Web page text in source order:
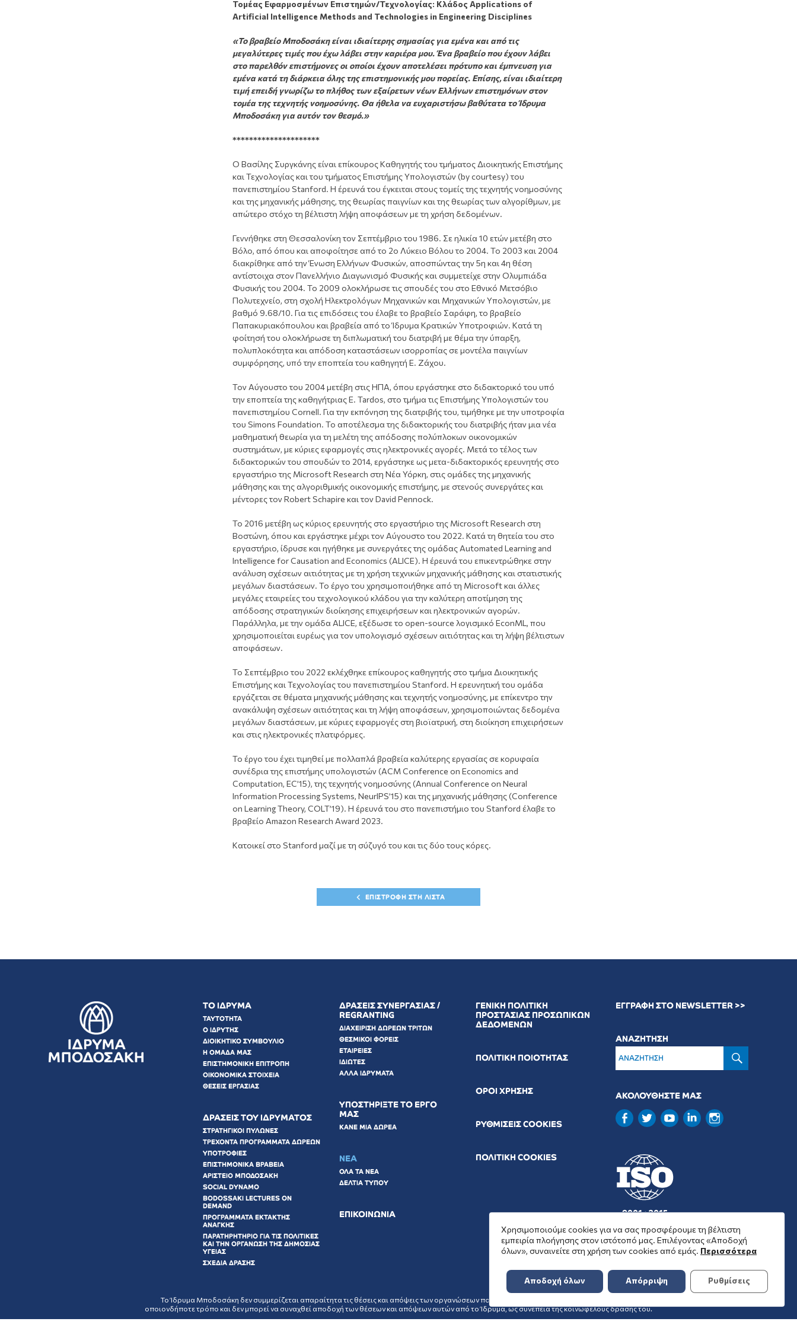
Τομέας Εφαρμοσμένων Επιστημών/Τεχνολογίας: Κλάδος Applications of
Artificial Intelligence Methods and Technologies in Engineering Disciplines
«Το βραβείο Μποδοσάκη είναι ιδιαίτερης σημασίας για εμένα και από τις
μεγαλύτερες τιμές που έχω λάβει στην καριέρα μου. Ένα βραβείο που έχουν λάβει
στο παρελθόν επιστήμονες οι οποίοι έχουν αποτελέσει πρότυπο και έμπνευση για
εμένα κατά τη διάρκεια όλης της επιστημονικής μου πορείας. Επίσης, είναι ιδιαίτερη
τιμή επειδή γνωρίζω το πλήθος των εξαίρετων νέων Ελλήνων επιστημόνων στον
τομέα της τεχνητής νοημοσύνης. Θα ήθελα να ευχαριστήσω βαθύτατα το Ίδρυμα
Μποδοσάκη για αυτόν τον θεσμό.»
*********************
Ο Βασίλης Συργκάνης είναι επίκουρος Καθηγητής του τμήματος Διοικητικής Επιστήμης
και Τεχνολογίας και του τμήματος Επιστήμης Υπολογιστών (by courtesy) του
πανεπιστημίου Stanford. Η έρευνά του έγκειται στους τομείς της τεχνητής νοημοσύνης
και της μηχανικής μάθησης, της θεωρίας παιγνίων και της θεωρίας των αλγορίθμων, με
απώτερο στόχο τη βέλτιστη λήψη αποφάσεων με τη χρήση δεδομένων.
Γεννήθηκε στη Θεσσαλονίκη τον Σεπτέμβριο του 1986. Σε ηλικία 10 ετών μετέβη στο
Βόλο, από όπου και αποφοίτησε από το 2ο Λύκειο Βόλου το 2004. Το 2003 και 2004
διακρίθηκε από την Ένωση Ελλήνων Φυσικών, αποσπώντας την 5η και 4η θέση
αντίστοιχα στον Πανελλήνιο Διαγωνισμό Φυσικής και συμμετείχε στην Ολυμπιάδα
Φυσικής του 2004. Το 2009 ολοκλήρωσε τις σπουδές του στο Εθνικό Μετσόβιο
Πολυτεχνείο, στη σχολή Ηλεκτρολόγων Μηχανικών και Μηχανικών Υπολογιστών, με
βαθμό 9.68/10. Για τις επιδόσεις του έλαβε το βραβείο Σαράφη, το βραβείο
Παπακυριακόπουλου και βραβεία από το Ίδρυμα Κρατικών Υποτροφιών. Κατά τη
φοίτησή του ολοκλήρωσε τη διπλωματική του διατριβή με θέμα την ύπαρξη,
πολυπλοκότητα και απόδοση καταστάσεων ισορροπίας σε μοντέλα παιγνίων
συμφόρησης, υπό την εποπτεία του καθηγητή Ε. Ζάχου.
Τον Αύγουστο του 2004 μετέβη στις ΗΠΑ, όπου εργάστηκε στο διδακτορικό του υπό
την εποπτεία της καθηγήτριας E. Tardos, στο τμήμα τις Επιστήμης Υπολογιστών του
πανεπιστημίου Cornell. Για την εκπόνηση της διατριβής του, τιμήθηκε με την υποτροφία
του Simons Foundation. Το αποτέλεσμα της διδακτορικής του διατριβής ήταν μια νέα
μαθηματική θεωρία για τη μελέτη της απόδοσης πολύπλοκων οικονομικών
συστημάτων, με κύριες εφαρμογές στις ηλεκτρονικές αγορές. Μετά το τέλος των
διδακτορικών του σπουδών το 2014, εργάστηκε ως μετα-διδακτορικός ερευνητής στο
εργαστήριο της Microsoft Research στη Νέα Υόρκη, στις ομάδες της μηχανικής
μάθησης και της αλγοριθμικής οικονομικής επιστήμης, με στενούς συνεργάτες και
μέντορες τον Robert Schapire και τον David Pennock.
Το 2016 μετέβη ως κύριος ερευνητής στο εργαστήριο της Microsoft Research στη
Βοστώνη, όπου και εργάστηκε μέχρι τον Αύγουστο του 2022. Κατά τη θητεία του στο
εργαστήριο, ίδρυσε και ηγήθηκε με συνεργάτες της ομάδας Automated Learning and
Intelligence for Causation and Economics (ALICE). Η έρευνά του επικεντρώθηκε στην
ανάλυση σχέσεων αιτιότητας με τη χρήση τεχνικών μηχανικής μάθησης και στατιστικής
μεγάλων διαστάσεων. Το έργο του χρησιμοποιήθηκε από τη Microsoft και άλλες
μεγάλες εταιρείες του τεχνολογικού κλάδου για την καλύτερη αποτίμηση της
απόδοσης στρατηγικών διοίκησης επιχειρήσεων και ηλεκτρονικών αγορών.
Παράλληλα, με την ομάδα ALICE, εξέδωσε το open-source λογισμικό EconML, που
χρησιμοποιείται ευρέως για τον υπολογισμό σχέσεων αιτιότητας και τη λήψη βέλτιστων
αποφάσεων.
Το Σεπτέμβριο του 2022 εκλέχθηκε επίκουρος καθηγητής στο τμήμα Διοικητικής
Επιστήμης και Τεχνολογίας του πανεπιστημίου Stanford. Η ερευνητική του ομάδα
εργάζεται σε θέματα μηχανικής μάθησης και τεχνητής νοημοσύνης, με επίκεντρο την
ανακάλυψη σχέσεων αιτιότητας και τη λήψη αποφάσεων, χρησιμοποιώντας δεδομένα
μεγάλων διαστάσεων, με κύριες εφαρμογές στη βιοϊατρική, στη διοίκηση επιχειρήσεων
και στις ηλεκτρονικές πλατφόρμες.
Το έργο του έχει τιμηθεί με πολλαπλά βραβεία καλύτερης εργασίας σε κορυφαία
συνέδρια της επιστήμης υπολογιστών (ACM Conference on Economics and
Computation, EC’15), της τεχνητής νοημοσύνης (Annual Conference on Neural
Information Processing Systems, NeurIPS’15) και της μηχανικής μάθησης (Conference
on Learning Theory, COLT’19). Η έρευνά του στο πανεπιστήμιο του Stanford έλαβε το
βραβείο Amazon Research Award 2023.
Κατοικεί στο Stanford μαζί με τη σύζυγό του και τις δύο τους κόρες.
ΕΠΙΣΤΡΟΦΗ ΣΤΗ ΛΙΣΤΑ
ΤΟ ΙΔΡΥΜΑ
ΤΑΥΤΟΤΗΤΑ
Ο ΙΔΡΥΤΗΣ
ΔΙΟΙΚΗΤΙΚΟ ΣΥΜΒΟΥΛΙΟ
Η ΟΜΑΔΑ ΜΑΣ
ΕΠΙΣΤΗΜΟΝΙΚΗ ΕΠΙΤΡΟΠΗ
ΟΙΚΟΝΟΜΙΚΑ ΣΤΟΙΧΕΙΑ
ΘΕΣΕΙΣ ΕΡΓΑΣΙΑΣ
ΔΡΑΣΕΙΣ ΤΟΥ ΙΔΡΥΜΑΤΟΣ
ΣΤΡΑΤΗΓΙΚΟΙ ΠΥΛΩΝΕΣ
ΤΡΕΧΟΝΤΑ ΠΡΟΓΡΑΜΜΑΤΑ ΔΩΡΕΩΝ
ΥΠΟΤΡΟΦΙΕΣ
ΕΠΙΣΤΗΜΟΝΙΚΑ ΒΡΑΒΕΙΑ
ΑΡΙΣΤΕΙΟ ΜΠΟΔΟΣΑΚΗ
SOCIAL DYNAMO
BODOSSAKI LECTURES ON
DEMAND
ΠΡΟΓΡΑΜΜΑΤΑ ΕΚΤΑΚΤΗΣ
ΑΝΑΓΚΗΣ
ΠΑΡΑΤΗΡΗΤΗΡΙΟ ΓΙΑ ΤΙΣ ΠΟΛΙΤΙΚΕΣ
ΚΑΙ ΤΗΝ ΟΡΓΑΝΩΣΗ ΤΗΣ ΔΗΜΟΣΙΑΣ
ΥΓΕΙΑΣ
ΣΧΕΔΙΑ ΔΡΑΣΗΣ
ΔΡΑΣΕΙΣ ΣΥΝΕΡΓΑΣΙΑΣ /
REGRANTING
ΔΙΑΧΕΙΡΙΣΗ ΔΩΡΕΩΝ ΤΡΙΤΩΝ
ΘΕΣΜΙΚΟΙ ΦΟΡΕΙΣ
ΕΤΑΙΡΕΙΕΣ
ΙΔΙΩΤΕΣ
ΑΛΛΑ ΙΔΡΥΜΑΤΑ
ΥΠΟΣΤΗΡΙΞΤΕ ΤΟ ΕΡΓΟ
ΜΑΣ
ΚΑΝΕ ΜΙΑ ΔΩΡΕΑ
ΝΕΑ
ΟΛΑ ΤΑ ΝΕΑ
ΔΕΛΤΙΑ ΤΥΠΟΥ
ΕΠΙΚΟΙΝΩΝΙΑ
ΓΕΝΙΚΗ ΠΟΛΙΤΙΚΗ
ΠΡΟΣΤΑΣΙΑΣ ΠΡΟΣΩΠΙΚΩΝ
ΔΕΔΟΜΕΝΩΝ
ΠΟΛΙΤΙΚΗ ΠΟΙΟΤΗΤΑΣ
ΟΡΟΙ ΧΡΗΣΗΣ
ΡΥΘΜΙΣΕΙΣ COOKIES
ΠΟΛΙΤΙΚΗ COOKIES
ΕΓΓΡΑΦΗ ΣΤΟ NEWSLETTER >>
ΑΝΑΖΗΤΗΣΗ
ΑΚΟΛΟΥΘΗΣΤΕ ΜΑΣ
9001 : 2015
37001 : 2025
Το Ίδρυμα Μποδοσάκη δεν συμμερίζεται απαραίτητα τις θέσεις και απόψεις των οργανώσεων που επιλέγει να επιχορηγήσει ή να ενισχύσει με
οποιονδήποτε τρόπο και δεν μπορεί να συναχθεί αποδοχή των θέσεων και απόψεων αυτών από το Ίδρυμα, ως συνέπεια της κοινωφελούς δράσης του.
Χρησιμοποιούμε cookies για να σας προσφέρουμε τη βέλτιστη
εμπειρία πλοήγησης στον ιστότοπό μας. Επιλέγοντας «Αποδοχή
όλων», συναινείτε στη χρήση των cookies από εμάς. Περισσότερα
Αποδοχή όλων Απόρριψη Ρυθμίσεις